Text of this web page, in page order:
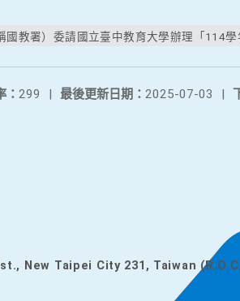
國教署）委請國立臺中教育大學辦理「114
最後更新日期： 2025-07-03 |
： 299 |
New Taipei City 231, Taiwan